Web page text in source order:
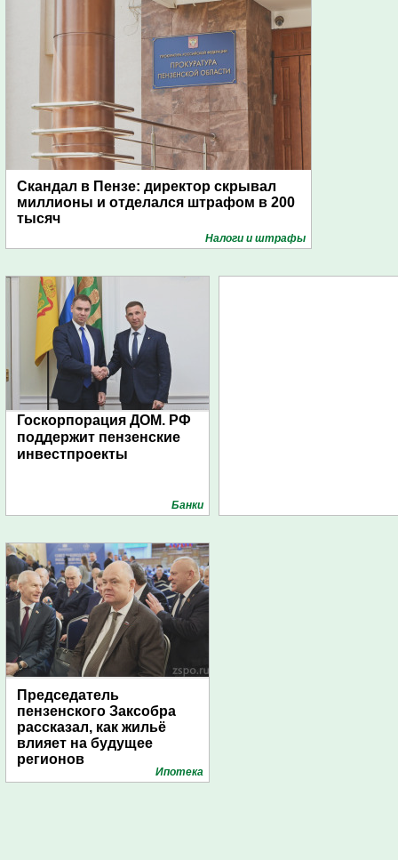
Скандал в Пензе: директор скрывал
миллионы и отделался штрафом в 200
тысяч
Налоги и штрафы
Госкорпорация ДОМ. РФ
поддержит пензенские
инвестпроекты
Банки
Председатель
пензенского Заксобра
рассказал, как жильё
влияет на будущее
регионов
Ипотека